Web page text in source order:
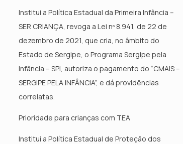
Institui a Política Estadual da Primeira Infância –
SER CRIANÇA, revoga a Lei nº 8.941, de 22 de
dezembro de 2021, que cria, no âmbito do
Estado de Sergipe, o Programa Sergipe pela
Infância – SPI, autoriza o pagamento do “CMAIS –
SERGIPE PELA INFÂNCIA”, e dá providências
correlatas.
Prioridade para crianças com TEA
Institui a Política Estadual de Proteção dos